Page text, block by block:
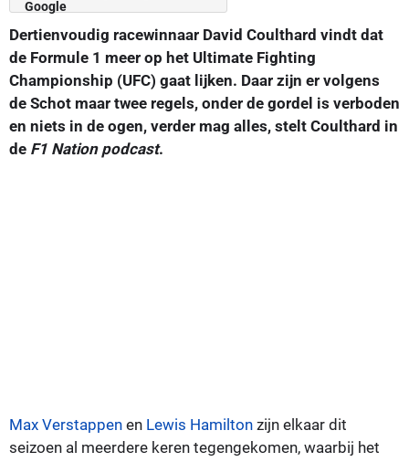
Dertienvoudig racewinnaar David Coulthard vindt dat
de Formule 1 meer op het Ultimate Fighting
Championship (UFC) gaat lijken. Daar zijn er volgens
de Schot maar twee regels, onder de gordel is verboden
en niets in de ogen, verder mag alles, stelt Coulthard in
de F1 Nation podcast.
Max Verstappen en Lewis Hamilton zijn elkaar dit
seizoen al meerdere keren tegengekomen, waarbij het